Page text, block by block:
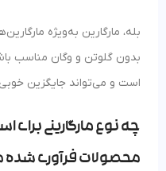
بله، مارگارین به‌ویژه
بدون گلوتن و وگان مناسب
است و می‌تواند جایگزین
چه نوع مارگارینی برای
محصولات فرآوری